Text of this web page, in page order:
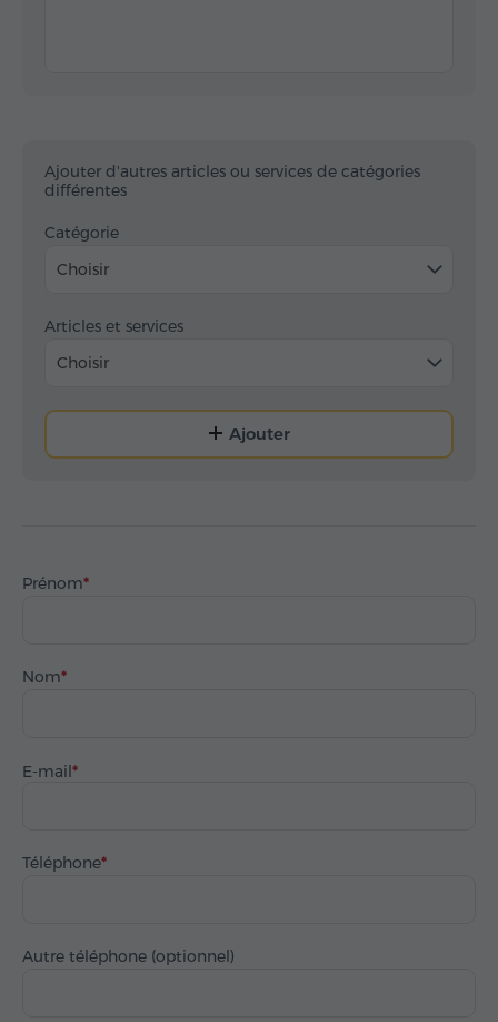
Ajouter d'autres articles ou services de catégories
différentes
Catégorie
Choisir
Articles et services
Choisir
Ajouter
Prénom
Nom
E-mail
Téléphone
Autre téléphone (optionnel)